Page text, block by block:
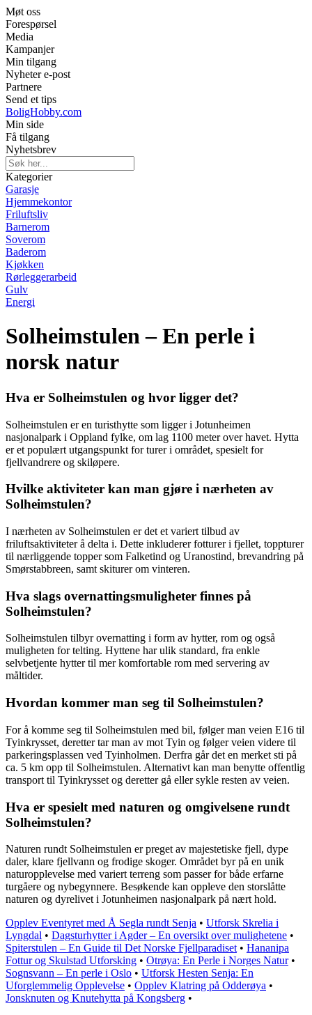
Møt oss
Forespørsel
Media
Kampanjer
Min tilgang
Nyheter e-post
Partnere
Send et tips
BoligHobby.com
Min side
Få tilgang
Nyhetsbrev
Kategorier
Garasje
Hjemmekontor
Friluftsliv
Barnerom
Soverom
Baderom
Kjøkken
Rørleggerarbeid
Gulv
Energi
Solheimstulen – En perle i
norsk natur
Hva er Solheimstulen og hvor ligger det?
Solheimstulen er en turisthytte som ligger i Jotunheimen
nasjonalpark i Oppland fylke, om lag 1100 meter over havet. Hytta
er et populært utgangspunkt for turer i området, spesielt for
fjellvandrere og skiløpere.
Hvilke aktiviteter kan man gjøre i nærheten av
Solheimstulen?
I nærheten av Solheimstulen er det et variert tilbud av
friluftsaktiviteter å delta i. Dette inkluderer fotturer i fjellet, toppturer
til nærliggende topper som Falketind og Uranostind, brevandring på
Smørstabbreen, samt skiturer om vinteren.
Hva slags overnattingsmuligheter finnes på
Solheimstulen?
Solheimstulen tilbyr overnatting i form av hytter, rom og også
muligheten for telting. Hyttene har ulik standard, fra enkle
selvbetjente hytter til mer komfortable rom med servering av
måltider.
Hvordan kommer man seg til Solheimstulen?
For å komme seg til Solheimstulen med bil, følger man veien E16 til
Tyinkrysset, deretter tar man av mot Tyin og følger veien videre til
parkeringsplassen ved Tyinholmen. Derfra går det en merket sti på
ca. 5 km opp til Solheimstulen. Alternativt kan man benytte offentlig
transport til Tyinkrysset og deretter gå eller sykle resten av veien.
Hva er spesielt med naturen og omgivelsene rundt
Solheimstulen?
Naturen rundt Solheimstulen er preget av majestetiske fjell, dype
daler, klare fjellvann og frodige skoger. Området byr på en unik
naturopplevelse med variert terreng som passer for både erfarne
turgåere og nybegynnere. Besøkende kan oppleve den storslåtte
naturen og dyrelivet i Jotunheimen nasjonalpark på nært hold.
Opplev Eventyret med Å Segla rundt Senja • Utforsk Skrelia i
Lyngdal • Dagsturhytter i Agder – En oversikt over mulighetene •
Spiterstulen – En Guide til Det Norske Fjellparadiset • Hananipa
Fottur og Skulstad Utforsking • Otrøya: En Perle i Norges Natur•
Sognsvann – En perle i Oslo • Utforsk Hesten Senja: En
Uforglemmelig Opplevelse • Opplev Klatring på Odderøya •
Jonsknuten og Knutehytta på Kongsberg •